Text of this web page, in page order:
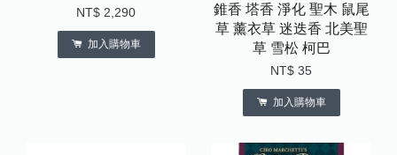
NT$ 2,290
加入購物車
錐香 塔香 淨化 聖木 鼠尾
草 薰衣草 迷迭香 北美聖
草 雪松 柯巴
NT$ 35
加入購物車